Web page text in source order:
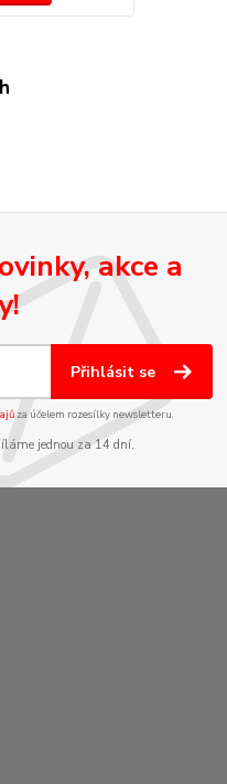
akce a
Přihlásit se
za účelem rozesílky newsletteru.
jednou za 14 dní.